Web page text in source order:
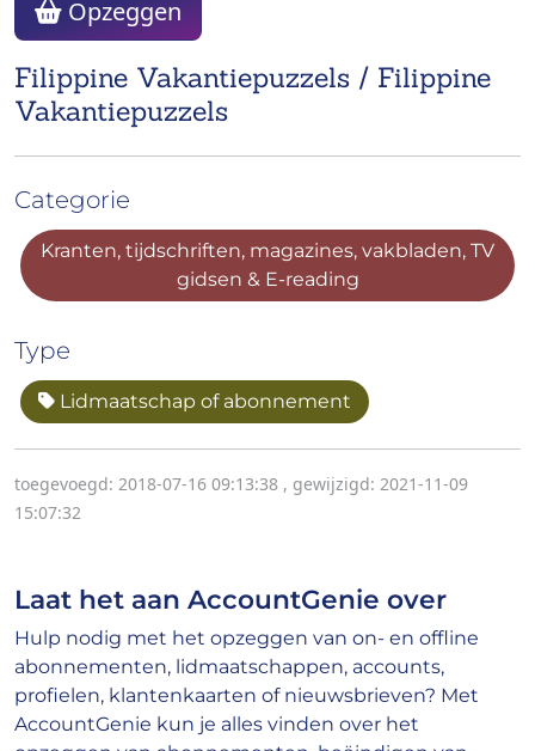
Filippine Vakantiepuzzels / Filippine
Vakantiepuzzels
Opzeggen
Categorie
Kranten, tijdschriften, magazines, vakbladen, TV
gidsen & E-reading
Type
Lidmaatschap of abonnement
toegevoegd: 2018-07-16 09:13:38 , gewijzigd: 2021-11-09
15:07:32
Laat het aan AccountGenie over
Hulp nodig met het opzeggen van on- en offline
abonnementen, lidmaatschappen, accounts,
profielen, klantenkaarten of nieuwsbrieven? Met
AccountGenie kun je alles vinden over het